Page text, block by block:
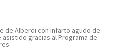
de Alberdi con infarto agudo de
gracias al Programa de